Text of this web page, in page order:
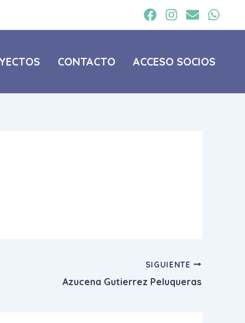
CONTACTO ACCESO SOCIOS
SIGUIENTE
Azucena Gutierrez Peluqueras